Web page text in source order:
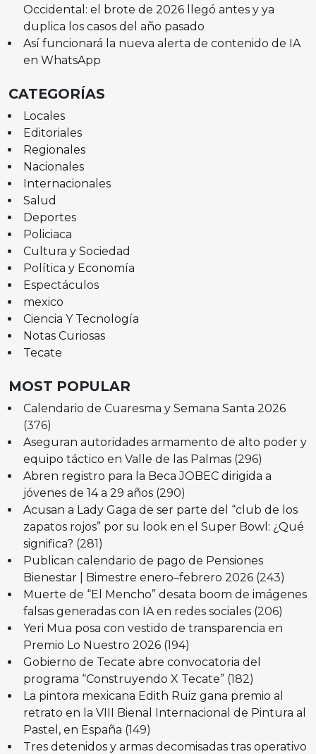
Occidental: el brote de 2026 llegó antes y ya
duplica los casos del año pasado
Así funcionará la nueva alerta de contenido de IA
en WhatsApp
CATEGORÍAS
Locales
Editoriales
Regionales
Nacionales
Internacionales
Salud
Deportes
Policiaca
Cultura y Sociedad
Política y Economía
Espectáculos
mexico
Ciencia Y Tecnología
Notas Curiosas
Tecate
MOST POPULAR
Calendario de Cuaresma y Semana Santa 2026
(376)
Aseguran autoridades armamento de alto poder y
equipo táctico en Valle de las Palmas (296)
Abren registro para la Beca JOBEC dirigida a
jóvenes de 14 a 29 años (290)
Acusan a Lady Gaga de ser parte del “club de los
zapatos rojos” por su look en el Super Bowl: ¿Qué
significa? (281)
Publican calendario de pago de Pensiones
Bienestar | Bimestre enero–febrero 2026 (243)
Muerte de “El Mencho” desata boom de imágenes
falsas generadas con IA en redes sociales (206)
Yeri Mua posa con vestido de transparencia en
Premio Lo Nuestro 2026 (194)
Gobierno de Tecate abre convocatoria del
programa “Construyendo X Tecate” (182)
La pintora mexicana Edith Ruiz gana premio al
retrato en la VIII Bienal Internacional de Pintura al
Pastel, en España (149)
Tres detenidos y armas decomisadas tras operativo